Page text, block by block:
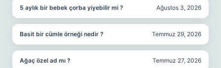
5 aylık bir bebek çorba yiyebilir mi ? Ağustos 3, 2026
Basit bir cümle örneği nedir ? Temmuz 29, 2026
Ağaç özel ad mı ? Temmuz 27, 2026